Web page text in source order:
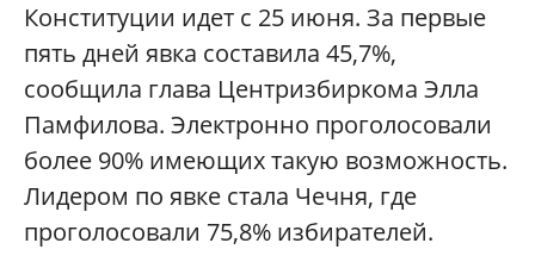
Конституции идет с 25 июня. За первые
пять дней явка составила 45,7%,
сообщила глава Центризбиркома Элла
Памфилова. Электронно проголосовали
более 90% имеющих такую возможность.
Лидером по явке стала Чечня, где
проголосовали 75,8% избирателей.